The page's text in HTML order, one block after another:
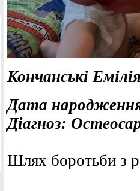
Кончанські
Дата
Діагноз:
Шлях боротьби з